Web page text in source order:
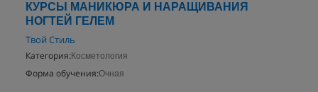
КУРСЫ МАНИКЮРА И НАРАЩИВАНИЯ
НОГТЕЙ ГЕЛЕМ
Твой Стиль
Категория: Косметология
Форма обучения:Очная